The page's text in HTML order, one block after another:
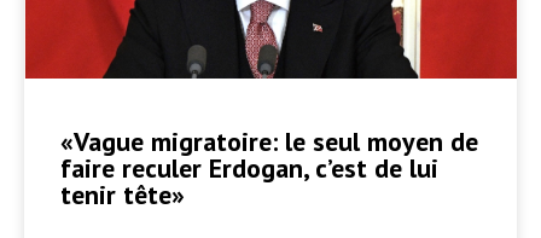
«Vague migratoire: le seul moyen de
faire reculer Erdogan, c’est de lui
tenir tête»